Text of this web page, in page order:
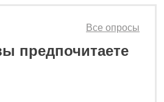
предпочитаете
Все опросы